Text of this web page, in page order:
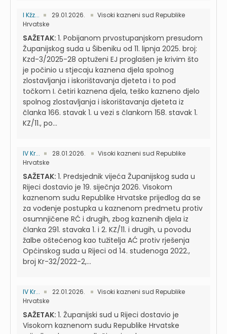
I Kžz... 29.01.2026.
Visoki kazneni sud Republike
Hrvatske
SAŽETAK: 1. Pobijanom prvostupanjskom presudom
Županijskog suda u Šibeniku od 11. lipnja 2025. broj:
Kzd-3/2025-28 optuženi EJ proglašen je krivim što
je počinio u stjecaju kaznena djela spolnog
zlostavljanja i iskorištavanja djeteta i to pod
točkom I. četiri kaznena djela, teško kazneno djelo
spolnog zlostavljanja i iskorištavanja djeteta iz
članka 166. stavak 1. u vezi s člankom 158. stavak 1.
KZ/11., po...
IV Kr... 28.01.2026.
Visoki kazneni sud Republike
Hrvatske
SAŽETAK: 1. Predsjednik vijeća Županijskog suda u
Rijeci dostavio je 19. siječnja 2026. Visokom
kaznenom sudu Republike Hrvatske prijedlog da se
za vođenje postupka u kaznenom predmetu protiv
osumnjičene RĆ i drugih, zbog kaznenih djela iz
članka 291. stavaka 1. i 2. KZ/11. i drugih, u povodu
žalbe oštećenog kao tužitelja AĆ protiv rješenja
Općinskog suda u Rijeci od 14. studenoga 2022.,
broj Kr-32/2022-2,...
IV Kr... 22.01.2026.
Visoki kazneni sud Republike
Hrvatske
SAŽETAK: 1. Županijski sud u Rijeci dostavio je
Visokom kaznenom sudu Republike Hrvatske